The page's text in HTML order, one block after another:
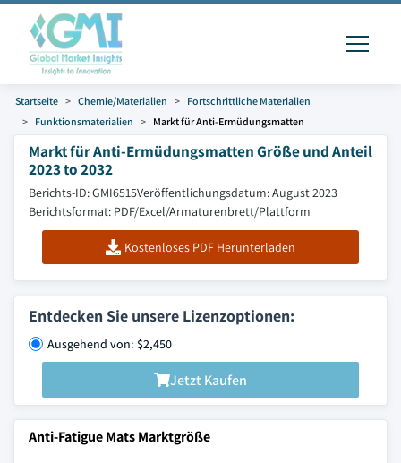
Startseite Chemie/Materialien
Fortschrittliche Materialien
Funktionsmaterialien
Markt für Anti-Ermüdungsmatten
Markt für Anti-Ermüdungsmatten Größe und Anteil
2023 to 2032
Berichts-ID: GMI6515Veröffentlichungsdatum: August 2023
Berichtsformat: PDF/Excel/Armaturenbrett/Plattform
Kostenloses PDF Herunterladen
Entdecken Sie unsere Lizenzoptionen:
Ausgehend von: $2,450
Jetzt Kaufen
Anti-Fatigue Mats Marktgröße